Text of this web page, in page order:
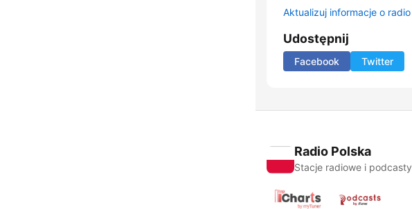
Aktualizuj informacje o radio
Udostępnij
Facebook Twitter
Radio Polska
Stacje radiowe i podcasty